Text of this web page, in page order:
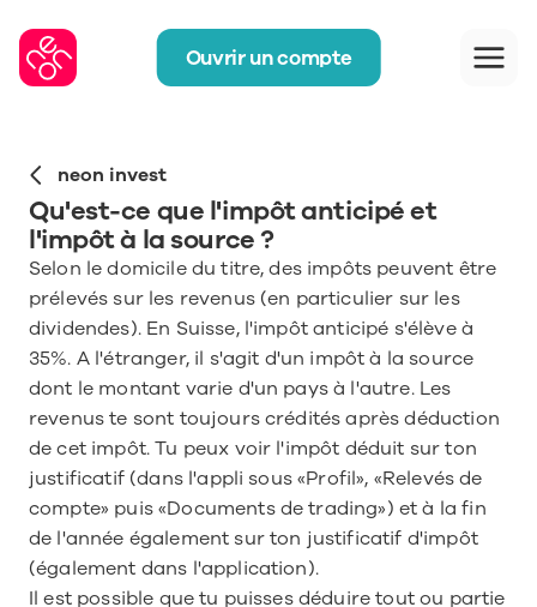
neon invest
Qu'est-ce que l'impôt anticipé et
l'impôt à la source ?
Selon le domicile du titre, des impôts peuvent être
prélevés sur les revenus (en particulier sur les
dividendes). En Suisse, l'impôt anticipé s'élève à
35%. A l'étranger, il s'agit d'un impôt à la source
dont le montant varie d'un pays à l'autre. Les
revenus te sont toujours crédités après déduction
de cet impôt. Tu peux voir l'impôt déduit sur ton
justificatif (dans l'appli sous «Profil», «Relevés de
compte» puis «Documents de trading») et à la fin
de l'année également sur ton justificatif d'impôt
(également dans l'application).
Il est possible que tu puisses déduire tout ou partie
Ouvrir un compte